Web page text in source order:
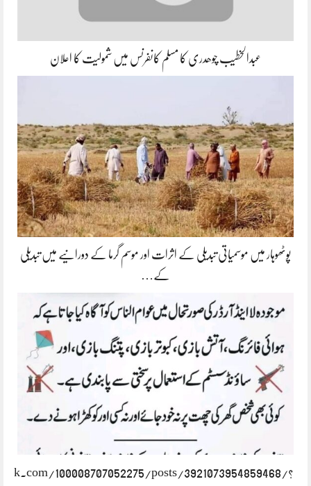
عبدالخطیب چوھدری کا مسلم کانفرنس میں شمولیت کا اعلان
پوٹھوہار میں موسمیاتی تبدیلی کے اثرات اور موسم گرما کے دورانیے میں تبدیلی
کے…
100008707052275/posts/3921073954859468/?